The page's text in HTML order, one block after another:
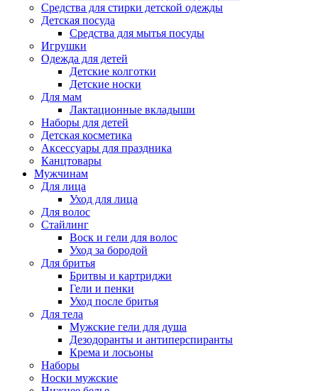
Средства для стирки детской одежды
Детская посуда
Средства для мытья посуды
Игрушки
Одежда для детей
Детские колготки
Детские носки
Для мам
Лактационные вкладыши
Наборы для детей
Детская косметика
Аксессуары для праздника
Канцтовары
Мужчинам
Для лица
Уход для лица
Для волос
Стайлинг
Воск и гели для волос
Уход за бородой
Для бритья
Бритвы и картриджи
Гели и пенки
Уход после бритья
Для тела
Мужские гели для душа
Дезодоранты и антиперспиранты
Крема и лосьоны
Наборы
Носки мужские